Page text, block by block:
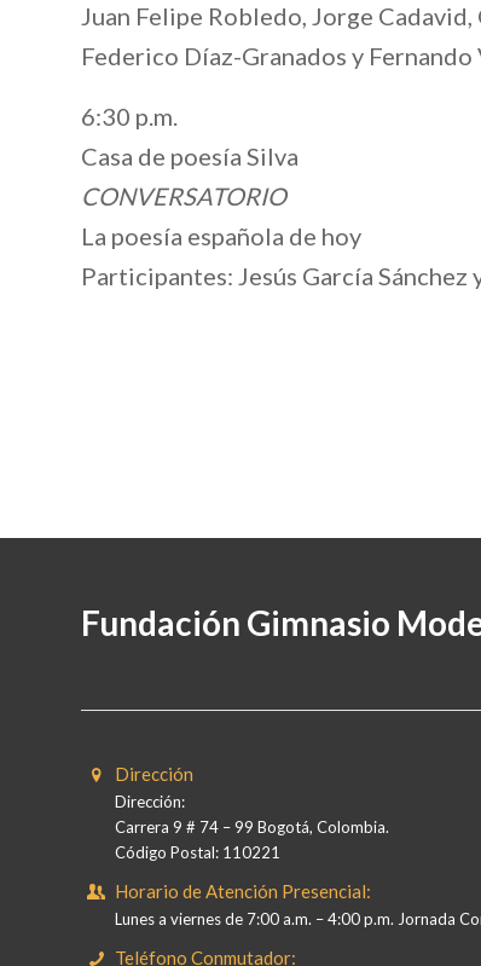
Juan Felipe Robledo, Jorge
Federico Díaz-Granados y Fernando
6:30 p.m.
Casa de poesía Silva
CONVERSATORIO
La poesía española de hoy
Participantes: Jesús García
Fundación Gimnasio
Dirección
Dirección:
Carrera 9 # 74 – 99 Bogotá, Colombia.
Código Postal: 110221
Horario de Atención Presencial:
Lunes a viernes de 7:00 a.m. – 4:00 p.m. Jornada
Teléfono Conmutador: